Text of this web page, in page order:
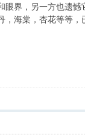
界，另一方也遗憾
海棠，杏花等等